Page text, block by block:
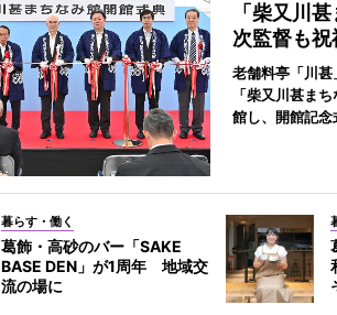
「柴又川
次監督も祝
老舗料亭「川
「柴又川甚ま
館し、開館記念
暮らす・働く
葛飾・高砂のバー「SAKE
BASE DEN」が1周年 地域交
流の場に